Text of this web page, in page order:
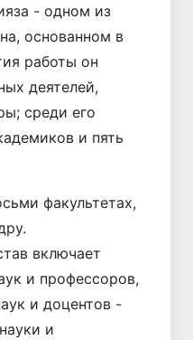
- одном из
основанном в
работы он
деятелей,
среди его
и пять
факультетах,
включает
и профессоров,
и доцентов -
и